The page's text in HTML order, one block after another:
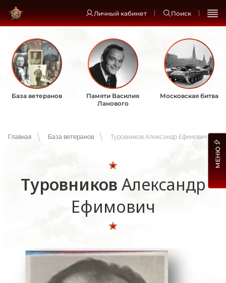
Личный кабинет Поиск
База ветеранов
Памяти Василия
Ланового
Московская битва
Главная База ветеранов Туровников Александр Ефимович
Туровников Александр
Ефимович
МЕНЮ